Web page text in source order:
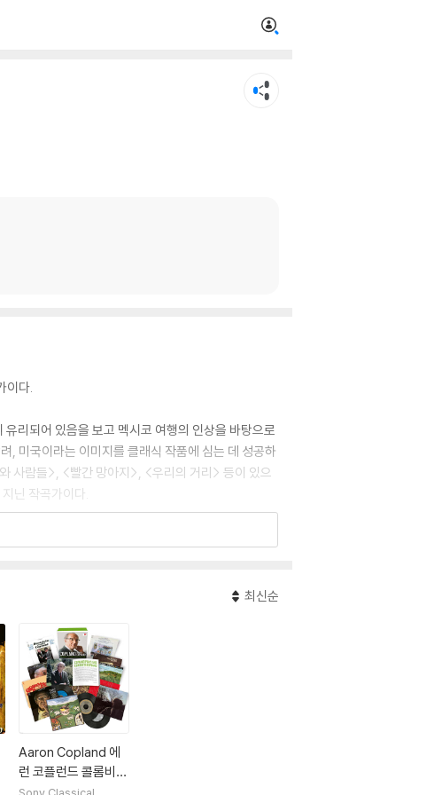
이다.
리되어 있음을 보고 멕시코 여행의 인상을 바탕으로
미국이라는 이미지를 클래식 작품에 심는 데 성공하
사람들>, <빨간 망아지>, <우리의 거리> 등이 있으
닌 작곡가이다.
최신순
Aaron Copland 에
런 코플런드 콜롬비아
레코딩 컬렉션 (The